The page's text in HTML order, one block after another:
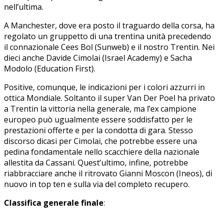
nell’ultima.
A Manchester, dove era posto il traguardo della corsa, ha
regolato un gruppetto di una trentina unità precedendo
il connazionale Cees Bol (Sunweb) e il nostro Trentin. Nei
dieci anche Davide Cimolai (Israel Academy) e Sacha
Modolo (Education First).
Positive, comunque, le indicazioni per i colori azzurri in
ottica Mondiale. Soltanto il super Van Der Poel ha privato
a Trentin la vittoria nella generale, ma l’ex campione
europeo può ugualmente essere soddisfatto per le
prestazioni offerte e per la condotta di gara. Stesso
discorso dicasi per Cimolai, che potrebbe essere una
pedina fondamentale nello scacchiere della nazionale
allestita da Cassani. Quest’ultimo, infine, potrebbe
riabbracciare anche il ritrovato Gianni Moscon (Ineos), di
nuovo in top ten e sulla via del completo recupero.
Classifica generale finale: